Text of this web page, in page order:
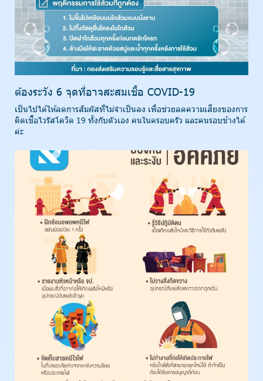
ต้องระวัง 6 จุดที่อาจสะสมเชื้อ COVID-19
เป็นไปได้ให้ลดการสัมผัสที่ไม่จำเป็นลง เพื่อช่วยลดความเสี่ยงของการ
ติดเชื้อไวรัสโควิด 19 ทั้งกับตัวเอง คนในครอบครัว และคนรอบข้างได้
ค่ะ